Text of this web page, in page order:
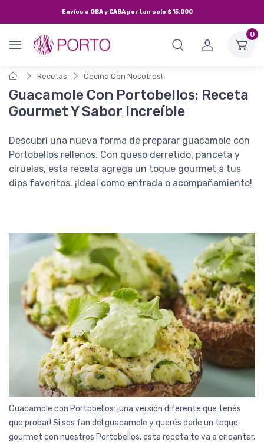
Envíos a GBA y CABA por tan solo $15.000
0
Recetas Cociná Con Nosotros!
Guacamole Con Portobellos: Receta
Gourmet Y Sabor Increíble
Descubrí una nueva forma de preparar guacamole con
Portobellos rellenos. Con queso derretido, panceta y
ciruelas, esta receta agrega un toque gourmet a tus
dips favoritos. ¡Ideal como entrada o acompañamiento!
Guacamole con Portobellos: ¡una versión diferente que tenés
que probar! Si sos fan del guacamole y querés darle un toque
gourmet con nuestros Portobellos, esta receta te va a encantar.